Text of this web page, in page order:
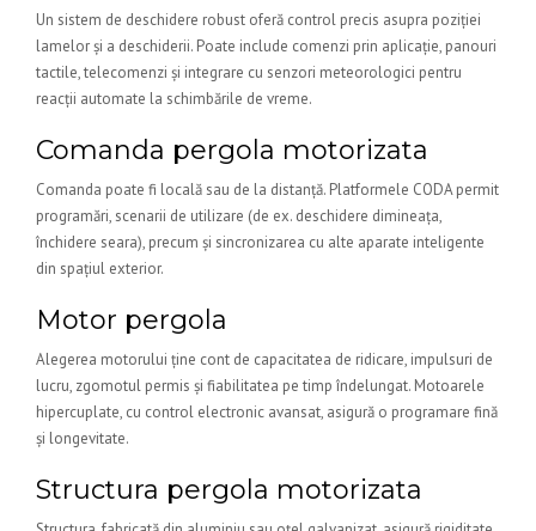
Un sistem de deschidere robust oferă control precis asupra poziției
lamelor și a deschiderii. Poate include comenzi prin aplicație, panouri
tactile, telecomenzi și integrare cu senzori meteorologici pentru
reacții automate la schimbările de vreme.
Comanda pergola motorizata
Comanda poate fi locală sau de la distanță. Platformele CODA permit
programări, scenarii de utilizare (de ex. deschidere dimineața,
închidere seara), precum și sincronizarea cu alte aparate inteligente
din spațiul exterior.
Motor pergola
Alegerea motorului ține cont de capacitatea de ridicare, impulsuri de
lucru, zgomotul permis și fiabilitatea pe timp îndelungat. Motoarele
hipercuplate, cu control electronic avansat, asigură o programare fină
și longevitate.
Structura pergola motorizata